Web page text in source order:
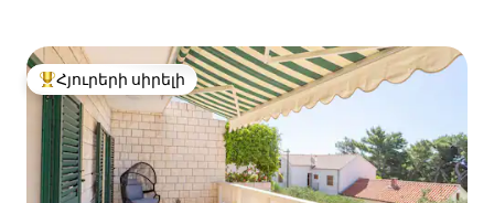
Հյուրերի սիրելի լավագույն տները
Հյուրերի սիրելի